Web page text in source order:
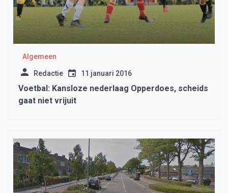
Algemeen
Redactie 11 januari 2016
Voetbal: Kansloze nederlaag Opperdoes, scheids
gaat niet vrijuit